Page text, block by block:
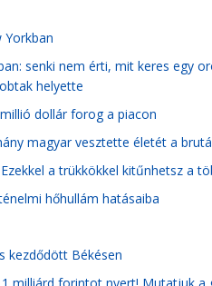
senki nem érti, mit keres egy
helyette
dollár forog a piacon
magyar vesztette életét a
a trükkökkel kitűnhetsz a
hőhullám hatásaiba
kezdődött Békésen